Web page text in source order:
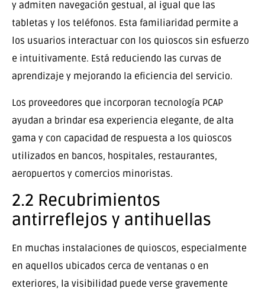
y admiten navegación gestual, al igual que las
tabletas y los teléfonos. Esta familiaridad permite a
los usuarios interactuar con los quioscos sin esfuerzo
e intuitivamente. Está reduciendo las curvas de
aprendizaje y mejorando la eficiencia del servicio.
Los proveedores que incorporan tecnología PCAP
ayudan a brindar esa experiencia elegante, de alta
gama y con capacidad de respuesta a los quioscos
utilizados en bancos, hospitales, restaurantes,
aeropuertos y comercios minoristas.
2.2 Recubrimientos
antirreflejos y antihuellas
En muchas instalaciones de quioscos, especialmente
en aquellos ubicados cerca de ventanas o en
exteriores, la visibilidad puede verse gravemente